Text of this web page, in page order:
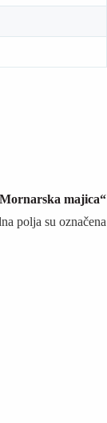
majica“
polja su označena